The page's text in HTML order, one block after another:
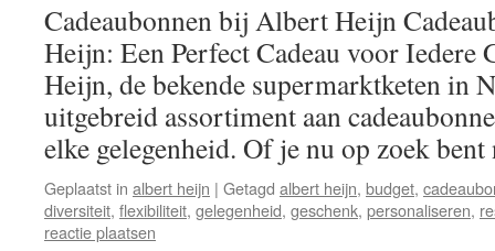
Cadeaubonnen bij Albert Heijn
Heijn: Een Perfect Cadeau voor Iedere
Heijn, de bekende supermarktketen in
uitgebreid assortiment aan
elke gelegenheid. Of je nu op zoek
Geplaatst in albert heijn | Getagd albert heijn, budget,
diversiteit, flexibiliteit, gelegenheid, geschenk, personaliseren,
reactie plaatsen